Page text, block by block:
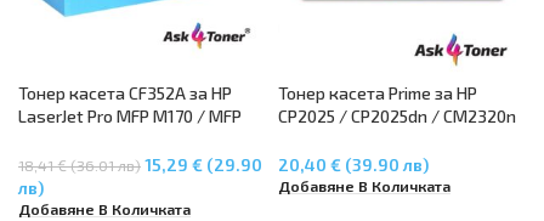
Тонер касета CF352A за HP
LaserJet Pro MFP M170 / MFP
18,41 € (36.01 лв)15,29 € (29.90
лв)
Добавяне В Количката
Тонер касета Prime за HP
CP2025 / CP2025dn / CM2320n
20,40 € (39.90 лв)
Добавяне В Количката